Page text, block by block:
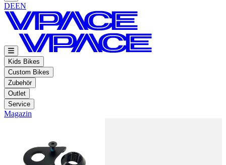
DEEN
Kids Bikes
Custom Bikes
Zubehör
Outlet
Service
Magazin